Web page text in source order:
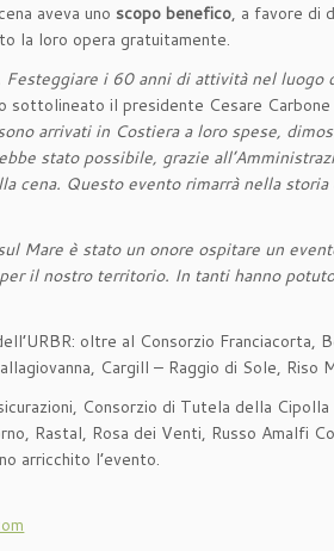
aveva uno scopo benefico, a favore di
la loro opera gratuitamente.
i 60 anni di attività nel
sottolineato il presidente Cesare
arrivati in Costiera a loro spese,
stato possibile, grazie
cena. Questo evento rimarrà nella
Mare è stato un onore ospitare un
il nostro territorio. In tanti hanno
oltre al Consorzio Franciacorta,
Cargill – Raggio di Sole, Riso
Consorzio di Tutela della
Rastal, Rosa dei Venti, Russo Amalfi
arricchito l’evento.